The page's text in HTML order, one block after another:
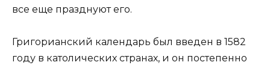
все еще празднуют его.
Григорианский календарь был введен в 1582
году в католических странах, и он постепенно